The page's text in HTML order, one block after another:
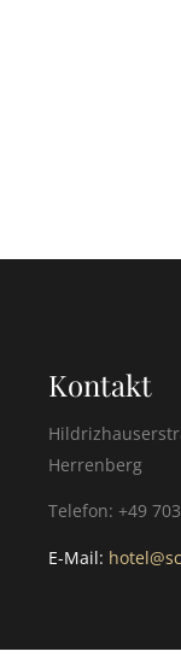
Kontakt
Herrenberg
Telefon: +49
E-Mail: